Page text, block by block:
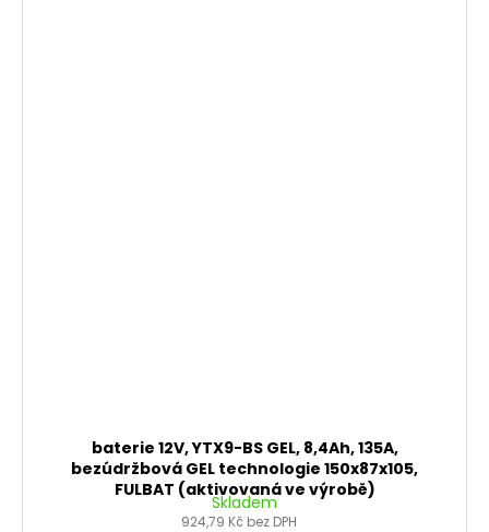
baterie 12V, YTX9-BS GEL, 8,4Ah, 135A,
bezúdržbová GEL technologie 150x87x105,
FULBAT (aktivovaná ve výrobě)
Skladem
924,79 Kč bez DPH